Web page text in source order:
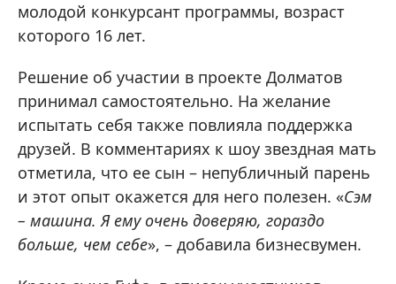
молодой конкурсант программы, возраст
которого 16 лет.
Решение об участии в проекте Долматов
принимал самостоятельно. На желание
испытать себя также повлияла поддержка
друзей. В комментариях к шоу звездная мать
отметила, что ее сын – непубличный парень
и этот опыт окажется для него полезен. «Сэм
– машина. Я ему очень доверяю, гораздо
больше, чем себе», – добавила бизнесвумен.